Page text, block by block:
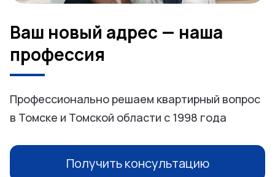
Ваш новый адрес — наша
профессия
Профессионально решаем квартирный вопрос
в Томске и Томской области с 1998 года
Получить консультацию